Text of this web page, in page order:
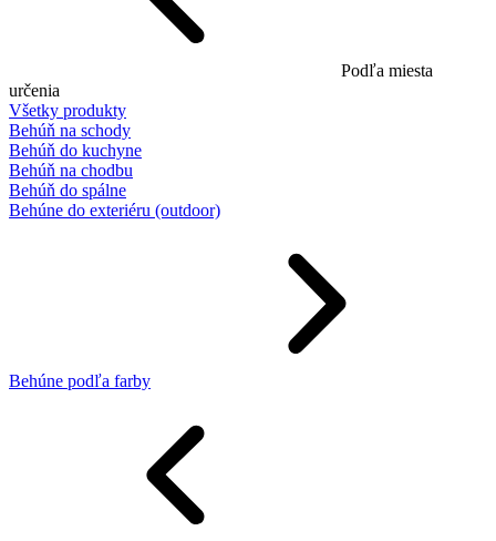
Podľa miesta
určenia
Všetky produkty
Behúň na schody
Behúň do kuchyne
Behúň na chodbu
Behúň do spálne
Behúne do exteriéru (outdoor)
Behúne podľa farby